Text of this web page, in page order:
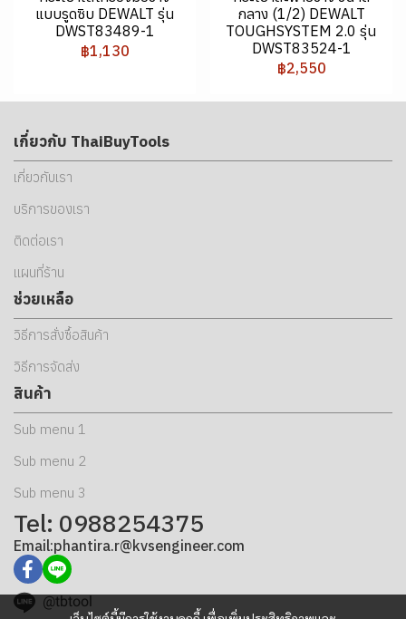
แบบรูดซิบ DEWALT รุ่น
DWST83489-1
฿1,130
กลาง (1/2) DEWALT
TOUGHSYSTEM 2.0 รุ่น
DWST83524-1
฿2,550
เกี่ยวกับ ThaiBuyTools
เกี่ยวกับเรา
บริการของเรา
ติดต่อเรา
แผนที่ร้าน
ช่วยเหลือ
วิธีการสั่งซื้อสินค้า
วิธีการจัดส่ง
สินค้า
Sub menu 1
Sub menu 2
Sub menu 3
Tel: 0988254375
Email:phantira.r@kvsengineer.com
@tbtool